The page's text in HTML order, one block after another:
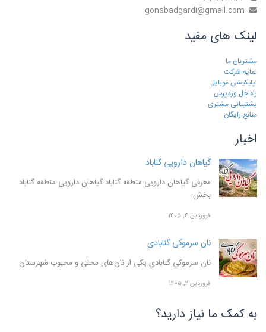
لینک های مفید
مشتریان ما
نمایه شرکت
اپلیکیشن موبایل
راه حل وردپرس
پشتیبانی مشتری
منابع رایگان
اخبار
گیاهان دارویی گناباد
معرفی گیاهان دارویی منطقه گناباد گیاهان دارویی منطقه گناباد
بخش
فروردین ۴, ۱۴۰۵
نان سرموکی گنابادی
نان سرموکی گنابادی یکی از نان‌های محلی و محبوب شهرستان
فروردین ۲, ۱۴۰۵
به کمک ما نیاز دارید؟